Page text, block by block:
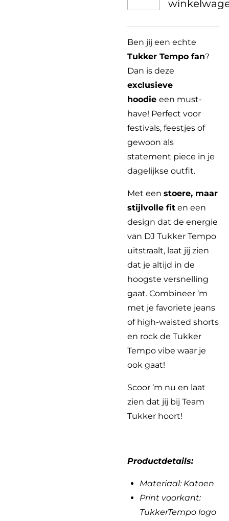
Ben jij een echte
Tukker Tempo fan?
Dan is deze
exclusieve
hoodie een must-
have! Perfect voor
festivals, feestjes of
gewoon als
statement piece in je
dagelijkse outfit.
Met een stoere, maar
stijlvolle fit en een
design dat de energie
van DJ Tukker Tempo
uitstraalt, laat jij zien
dat je altijd in de
hoogste versnelling
gaat. Combineer ‘m
met je favoriete jeans
of high-waisted shorts
en rock de Tukker
Tempo vibe waar je
ook gaat!
Scoor ‘m nu en laat
zien dat jij bij Team
Tukker hoort!
Productdetails:
Materiaal: Katoen
Print voorkant:
TukkerTempo logo